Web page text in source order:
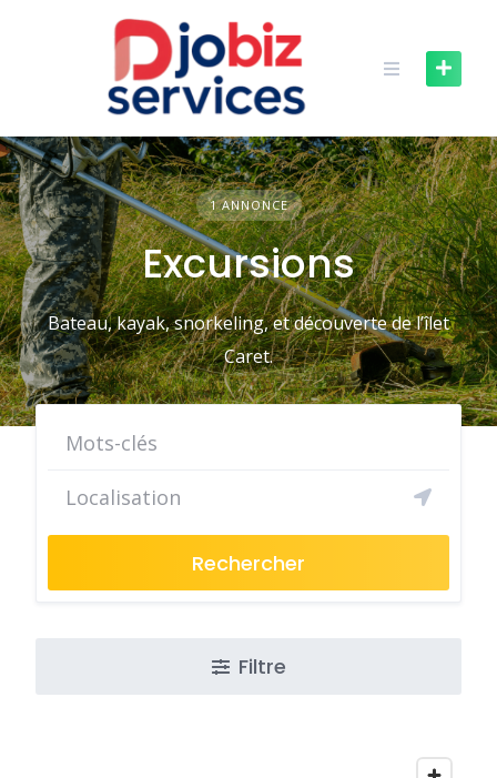
1 ANNONCE
Excursions
Bateau, kayak, snorkeling, et découverte de l’îlet
Caret.
Rechercher
Filtre